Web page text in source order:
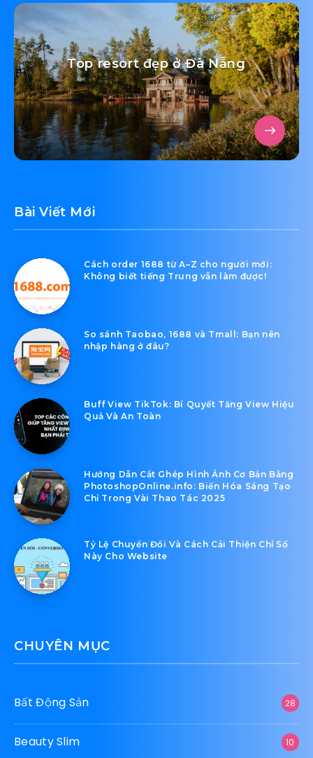
Top resort đẹp ở Đà Nẵng
Bài Viết Mới
Cách order 1688 từ A–Z cho người mới:
Không biết tiếng Trung vẫn làm được!
So sánh Taobao, 1688 và Tmall: Bạn nên
nhập hàng ở đâu?
Buff View TikTok: Bí Quyết Tăng View Hiệu
Quả Và An Toàn
Hướng Dẫn Cắt Ghép Hình Ảnh Cơ Bản Bằng
PhotoshopOnline.info: Biến Hóa Sáng Tạo
Chỉ Trong Vài Thao Tác 2025
Tỷ Lệ Chuyển Đổi Và Cách Cải Thiện Chỉ Số
Này Cho Website
CHUYÊN MỤC
Bất Động Sản 28
Beauty Slim 10